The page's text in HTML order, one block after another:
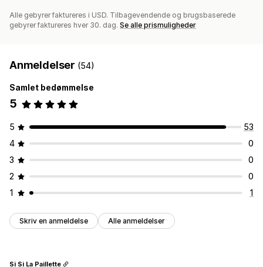
Alle gebyrer faktureres i USD. Tilbagevendende og brugsbaserede
gebyrer faktureres hver 30. dag. Se alle prismuligheder
Anmeldelser (54)
Samlet bedømmelse
5
5
53
4
0
3
0
2
0
1
1
Skriv en anmeldelse Alle anmeldelser
Si Si La Paillette